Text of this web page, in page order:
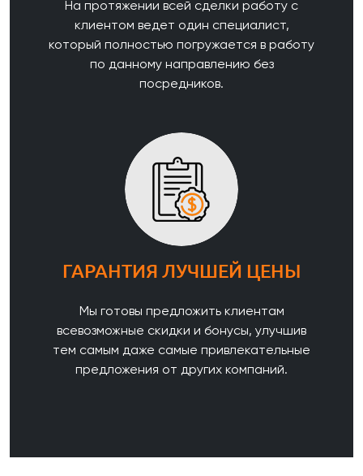
На протяжении всей сделки работу с
клиентом ведет один специалист,
который полностью погружается в работу
по данному направлению без
посредников.
ГАРАНТИЯ ЛУЧШЕЙ ЦЕНЫ
Мы готовы предложить клиентам
всевозможные скидки и бонусы, улучшив
тем самым даже самые привлекательные
предложения от других компаний.